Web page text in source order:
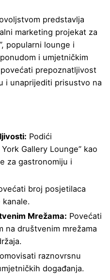
predstavlja
marketing projekat za
popularni lounge i
i umjetničkim
prepoznatljivost
i unaprijediti prisustvo na
Podići
Gallery Lounge” kao
za gastronomiju i
broj posjetilaca
Mrežama: Povećati
na društvenim mrežama
raznovrsnu
događanja.